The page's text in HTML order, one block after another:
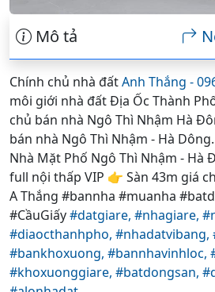
Mô tả
Chính chủ nhà đấtAnh Thắng -
môi giới nhà đất Địa Ốc Thành
chủ bán nhà Ngô Thì Nhậm Hà
bán nhà Ngô Thì Nhậm - Hà
Nhà Mặt Phố Ngô Thì Nhậm - Hà
full nội thấp VIP 👉 Sàn 43m giá
A Thắng #bannha #muanha
#CầuGiấy#datgiare, #nhagiare,
#diaocthanhpho, #nhadatvibang,
#bankhoxuong, #bannhavinhloc,
#khoxuonggiare, #batdongsan,